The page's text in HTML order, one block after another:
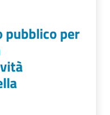
pubblico per